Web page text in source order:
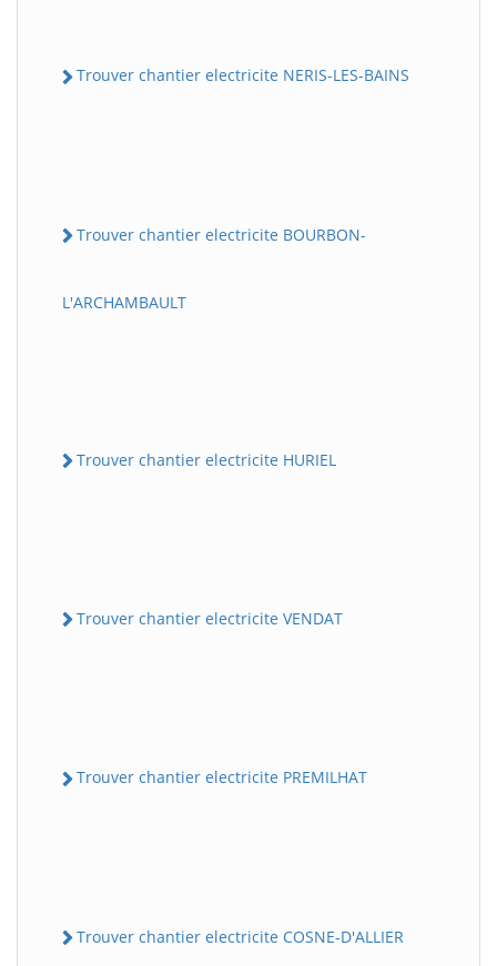
Trouver chantier electricite NERIS-LES-BAINS
Trouver chantier electricite BOURBON-
L'ARCHAMBAULT
Trouver chantier electricite HURIEL
Trouver chantier electricite VENDAT
Trouver chantier electricite PREMILHAT
Trouver chantier electricite COSNE-D'ALLIER